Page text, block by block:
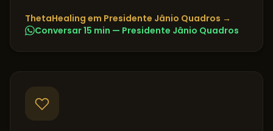
ThetaHealing em Presidente Jânio Quadros →
Conversar 15 min — Presidente Jânio Quadros